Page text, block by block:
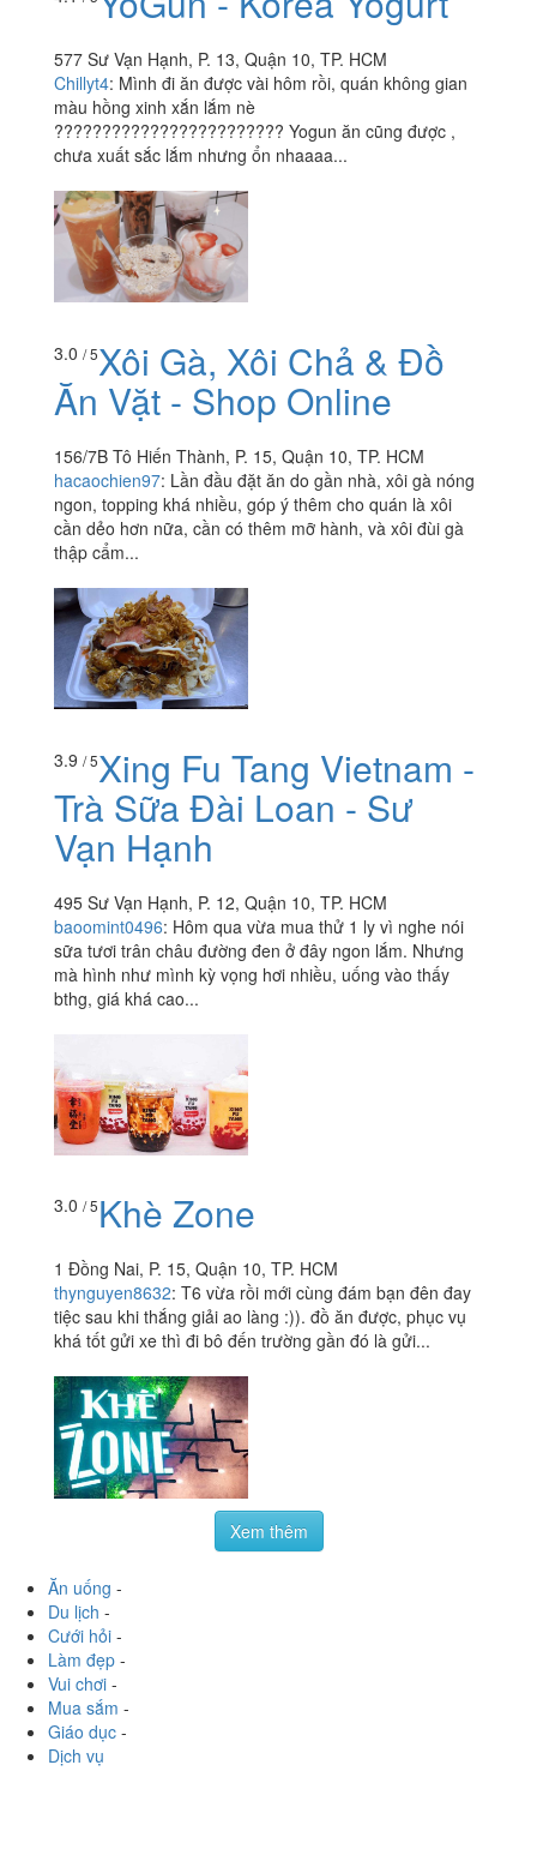
577 Sư Vạn Hạnh, P. 13, Quận 10, TP. HCM
Chillyt4: Mình đi ăn được vài hôm rồi, quán không gian
màu hồng xinh xắn lắm nè
???????????????????????? Yogun ăn cũng được ,
chưa xuất sắc lắm nhưng ổn nhaaaa...
3.0 / 5Xôi Gà, Xôi Chả & Đồ
Ăn Vặt - Shop Online
156/7B Tô Hiến Thành, P. 15, Quận 10, TP. HCM
hacaochien97: Lần đầu đặt ăn do gần nhà, xôi gà nóng
ngon, topping khá nhiều, góp ý thêm cho quán là xôi
cần dẻo hơn nữa, cần có thêm mỡ hành, và xôi đùi gà
thập cẩm...
3.9 / 5Xing Fu Tang Vietnam -
Trà Sữa Đài Loan - Sư
Vạn Hạnh
495 Sư Vạn Hạnh, P. 12, Quận 10, TP. HCM
baoomint0496: Hôm qua vừa mua thử 1 ly vì nghe nói
sữa tươi trân châu đường đen ở đây ngon lắm. Nhưng
mà hình như mình kỳ vọng hơi nhiều, uống vào thấy
bthg, giá khá cao...
3.0 / 5Khè Zone
1 Đồng Nai, P. 15, Quận 10, TP. HCM
thynguyen8632: T6 vừa rồi mới cùng đám bạn đên đay
tiệc sau khi thắng giải ao làng :)). đồ ăn được, phục vụ
khá tốt gửi xe thì đi bô đến trường gần đó là gửi...
Xem thêm
Ăn uống -
Du lịch -
Cưới hỏi -
Làm đẹp -
Vui chơi -
Mua sắm -
Giáo dục -
Dịch vụ